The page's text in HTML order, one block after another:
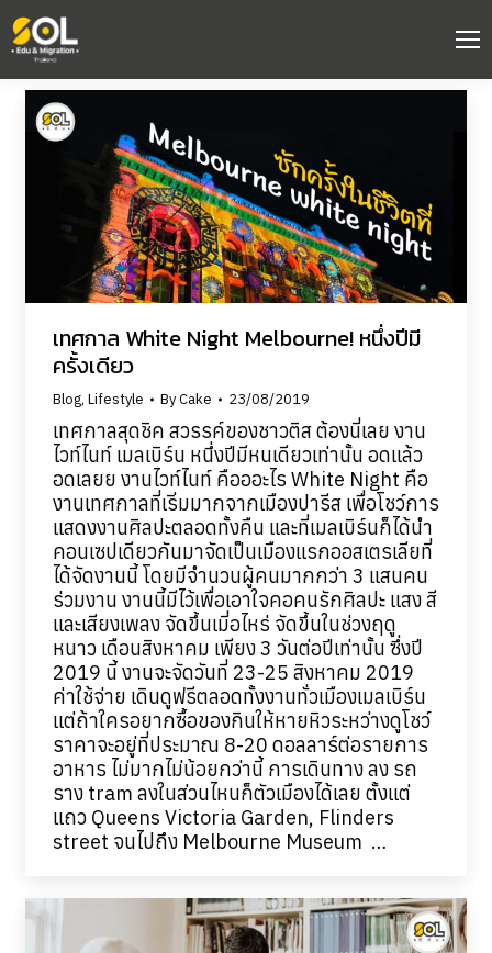
เทศกาล White Night Melbourne! หนึ่งปีมี
ครั้งเดียว
Blog, Lifestyle ByCake 23/08/2019
เทศกาลสุดชิค สวรรค์ของชาวติส ต้องนี่เลย งาน
ไวท์ไนท์ เมลเบิร์น หนึ่งปีมีหนเดียวเท่านั้น อดแล้ว
อดเลยย งานไวท์ไนท์ คือออะไร White Night คือ
งานเทศกาลที่เริ่มมากจากเมืองปารีส เพื่อโชว์การ
แสดงงานศิลปะตลอดทั้งคืน และที่เมลเบิร์นก็ได้นำ
คอนเซปเดียวกันมาจัดเป็นเมืองแรกออสเตรเลียที่
ได้จัดงานนี้ โดยมีจำนวนผู้คนมากกว่า 3 แสนคน
ร่วมงาน งานนี้มีไว้เพื่อเอาใจคอคนรักศิลปะ แสง สี
และเสียงเพลง จัดขึ้นเมี่อไหร่ จัดขึ้นในช่วงฤดู
หนาว เดือนสิงหาคม เพียง 3 วันต่อปีเท่านั้น ซึ่งปี
2019 นี้ งานจะจัดวันที่ 23-25 สิงหาคม 2019
ค่าใช้จ่าย เดินดูฟรีตลอดทั้งงานทั่วเมืองเมลเบิร์น
แต่ถ้าใครอยากซื้อของกินให้หายหิวระหว่างดูโชว์
ราคาจะอยู่ที่ประมาณ 8-20 ดอลลาร์ต่อรายการ
อาหาร ไม่มากไม่น้อยกว่านี้ การเดินทาง ลง รถ
ราง tram ลงในส่วนไหนก็ตัวเมืองได้เลย ตั้งแต่
แถว Queens Victoria Garden, Flinders
street จนไปถึง Melbourne Museum …